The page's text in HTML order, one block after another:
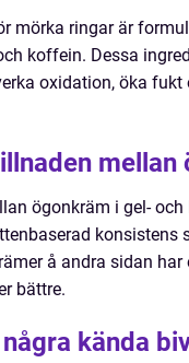
mörka ringar är
koffein. Dessa
oxidation, öka
ögonkräm i gel-
konsistens
å andra sidan
bättre.
kända